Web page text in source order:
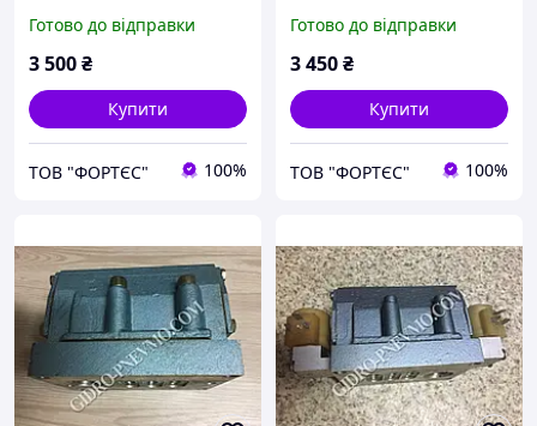
Готово до відправки
3 500₴
Купити
ТОВ "ФОРТЄС" 100%
Готово до відправки
3 450₴
Купити
ТОВ "ФОРТЄС" 100%